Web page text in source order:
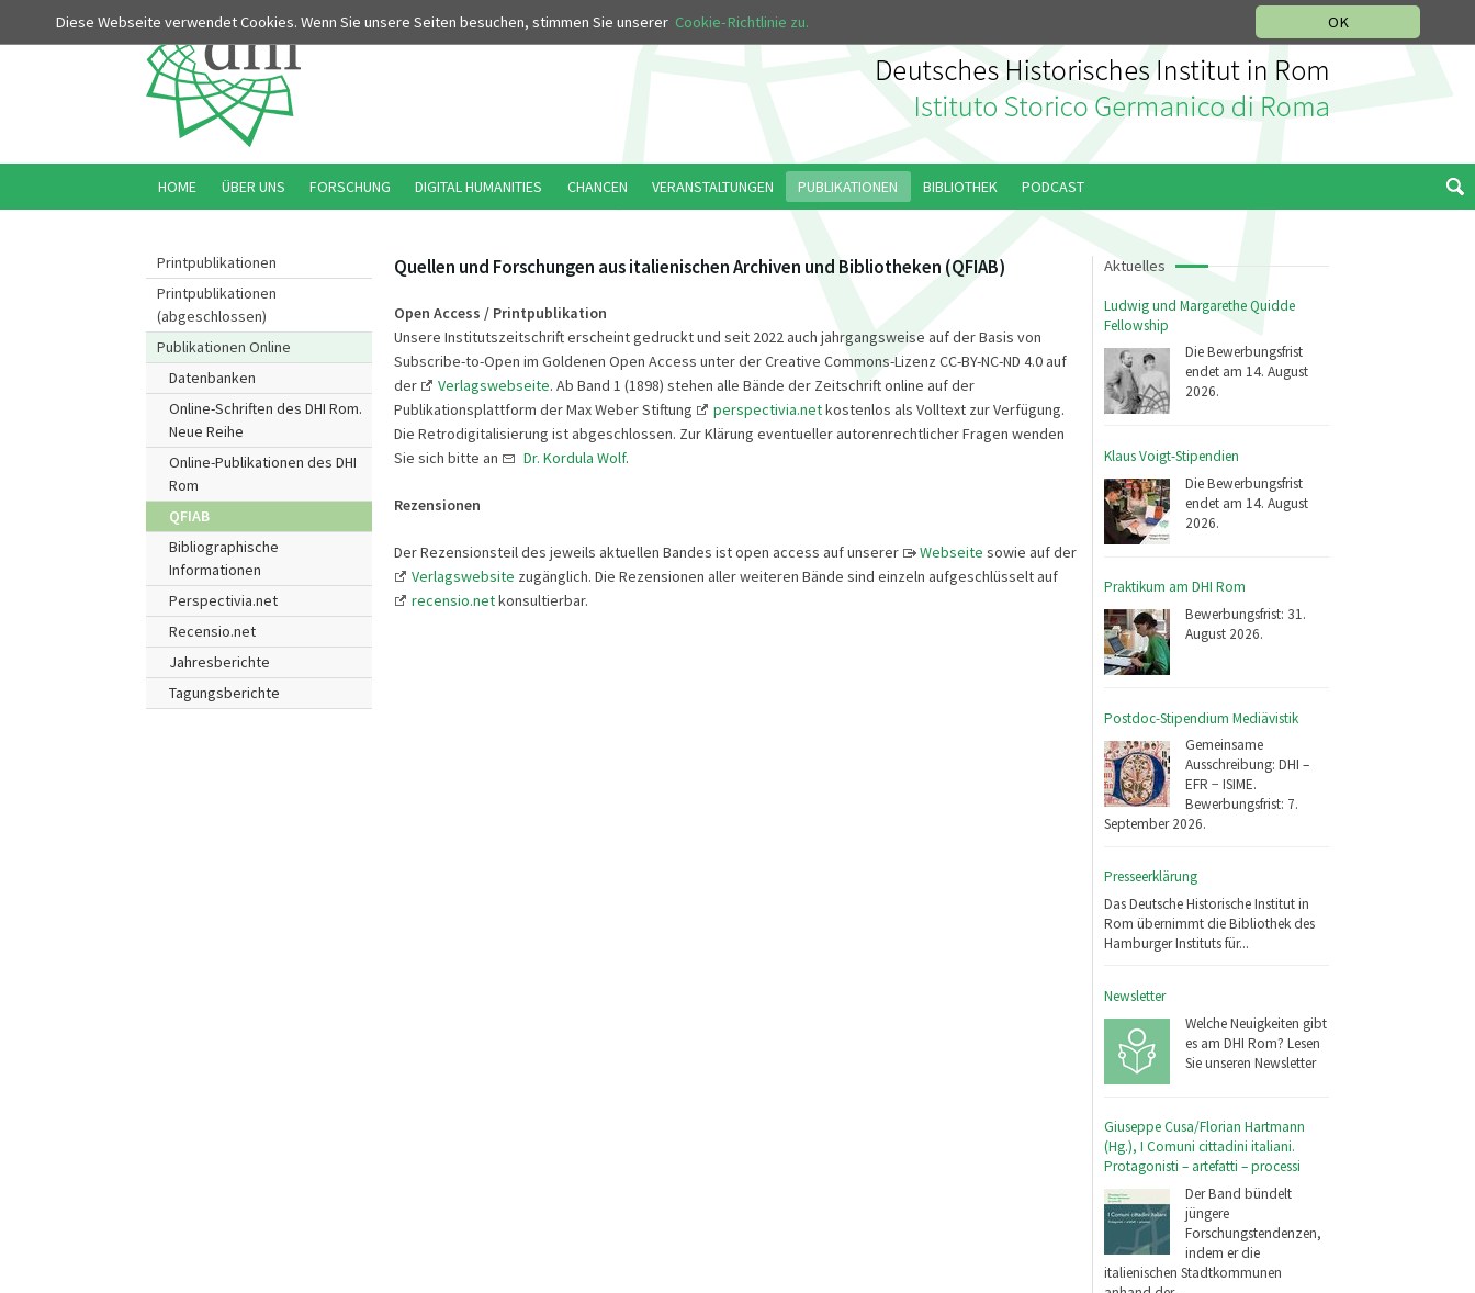
OK
Diese Webseite verwendet Cookies. Wenn Sie unsere Seiten besuchen, stimmen Sie unserer Cookie-Richtlinie zu.
Printpublikationen
Printpublikationen
(abgeschlossen)
Publikationen Online
Datenbanken
Online-Schriften des DHI Rom.
Neue Reihe
Online-Publikationen des DHI
Rom
QFIAB
Bibliographische
Informationen
Perspectivia.net
Recensio.net
Jahresberichte
Tagungsberichte
Aktuelles
Ludwig und Margarethe Quidde
Fellowship
Die Bewerbungsfrist
endet am 14. August
2026.
Klaus Voigt-Stipendien
Die Bewerbungsfrist
endet am 14. August
2026.
Praktikum am DHI Rom
Bewerbungsfrist: 31.
August 2026.
Postdoc-Stipendium Mediävistik
Gemeinsame
Ausschreibung: DHI –
EFR − ISIME.
Bewerbungsfrist: 7.
September 2026.
Presseerklärung
Das Deutsche Historische Institut in
Rom übernimmt die Bibliothek des
Hamburger Instituts für...
Newsletter
Welche Neuigkeiten gibt
es am DHI Rom? Lesen
Sie unseren Newsletter
Giuseppe Cusa/Florian Hartmann
(Hg.), I Comuni cittadini italiani.
Protagonisti – artefatti – processi
Der Band bündelt
jüngere
Forschungstendenzen,
indem er die
italienischen Stadtkommunen
Quellen und Forschungen aus italienischen Archiven und Bibliotheken (QFIAB)
Open Access / Printpublikation
Unsere Institutszeitschrift erscheint gedruckt und seit 2022 auch jahrgangsweise auf der Basis von
Subscribe-to-Open im Goldenen Open Access unter der Creative Commons-Lizenz CC-BY-NC-ND 4.0 auf
der
Verlagswebseite. Ab Band 1 (1898) stehen alle Bände der Zeitschrift online auf der
Publikationsplattform der Max Weber Stiftung
perspectivia.netkostenlos als Volltext zur Verfügung.
Die Retrodigitalisierung ist abgeschlossen. Zur Klärung eventueller autorenrechtlicher Fragen wenden
Sie sich bitte an
Dr. Kordula Wolf.
Rezensionen
Der Rezensionsteil des jeweils aktuellen Bandes ist open access auf unserer Webseite sowie auf der
Verlagswebsite zugänglich. Die Rezensionen aller weiteren Bände sind einzeln aufgeschlüsselt auf
recensio.netkonsultierbar.
HOME ÜBER UNS FORSCHUNG DIGITAL HUMANITIES CHANCEN VERANSTALTUNGEN PUBLIKATIONEN BIBLIOTHEK PODCAST